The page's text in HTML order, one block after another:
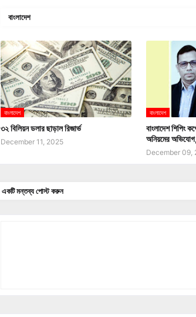
বাংলাদেশ
বাংলাদেশ
৩২ বিলিয়ন ডলার ছাড়াল রিজার্ভ
December 11, 2025
বাংলাদেশ
বাংলাদেশ শিপিং
অনিয়মের
December 09,
একটি মন্তব্য পোস্ট করুন